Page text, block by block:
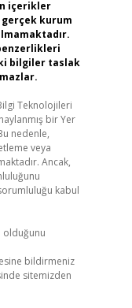
içerikler
kurum
bilgiler taslak
Teknolojileri
bir Yer
nedenle,
veya
Ancak,
kabul
olduğunu
bildirmeniz
sitemizden